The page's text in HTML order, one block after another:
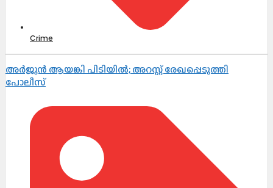
Crime
അർജുൻ ആയങ്കി പിടിയിൽ; അറസ്റ്റ് രേഖപ്പെടുത്തി
പോലീസ്